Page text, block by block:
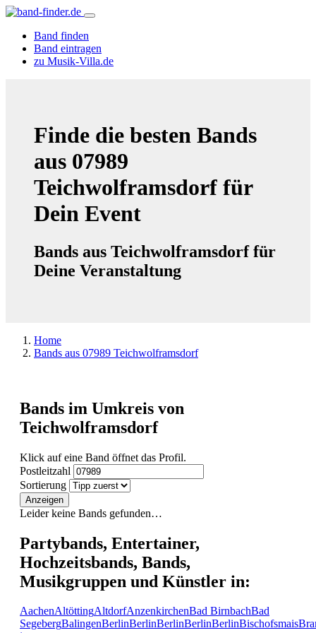
Band finden
Band eintragen
zu Musik-Villa.de
Finde die besten Bands
aus 07989
Teichwolframsdorf für
Dein Event
Bands aus Teichwolframsdorf für
Deine Veranstaltung
Home
Bands aus 07989 Teichwolframsdorf
Bands im Umkreis von
Teichwolframsdorf
Klick auf eine Band öffnet das Profil.
Postleitzahl
Sortierung
Anzeigen
Leider keine Bands gefunden…
Partybands, Entertainer,
Hochzeitsbands, Bands,
Musikgruppen und Künstler in:
AachenAltöttingAltdorfAnzenkirchenBad BirnbachBad
SegebergBalingenBerlinBerlinBerlinBerlinBerlinBischofsmais